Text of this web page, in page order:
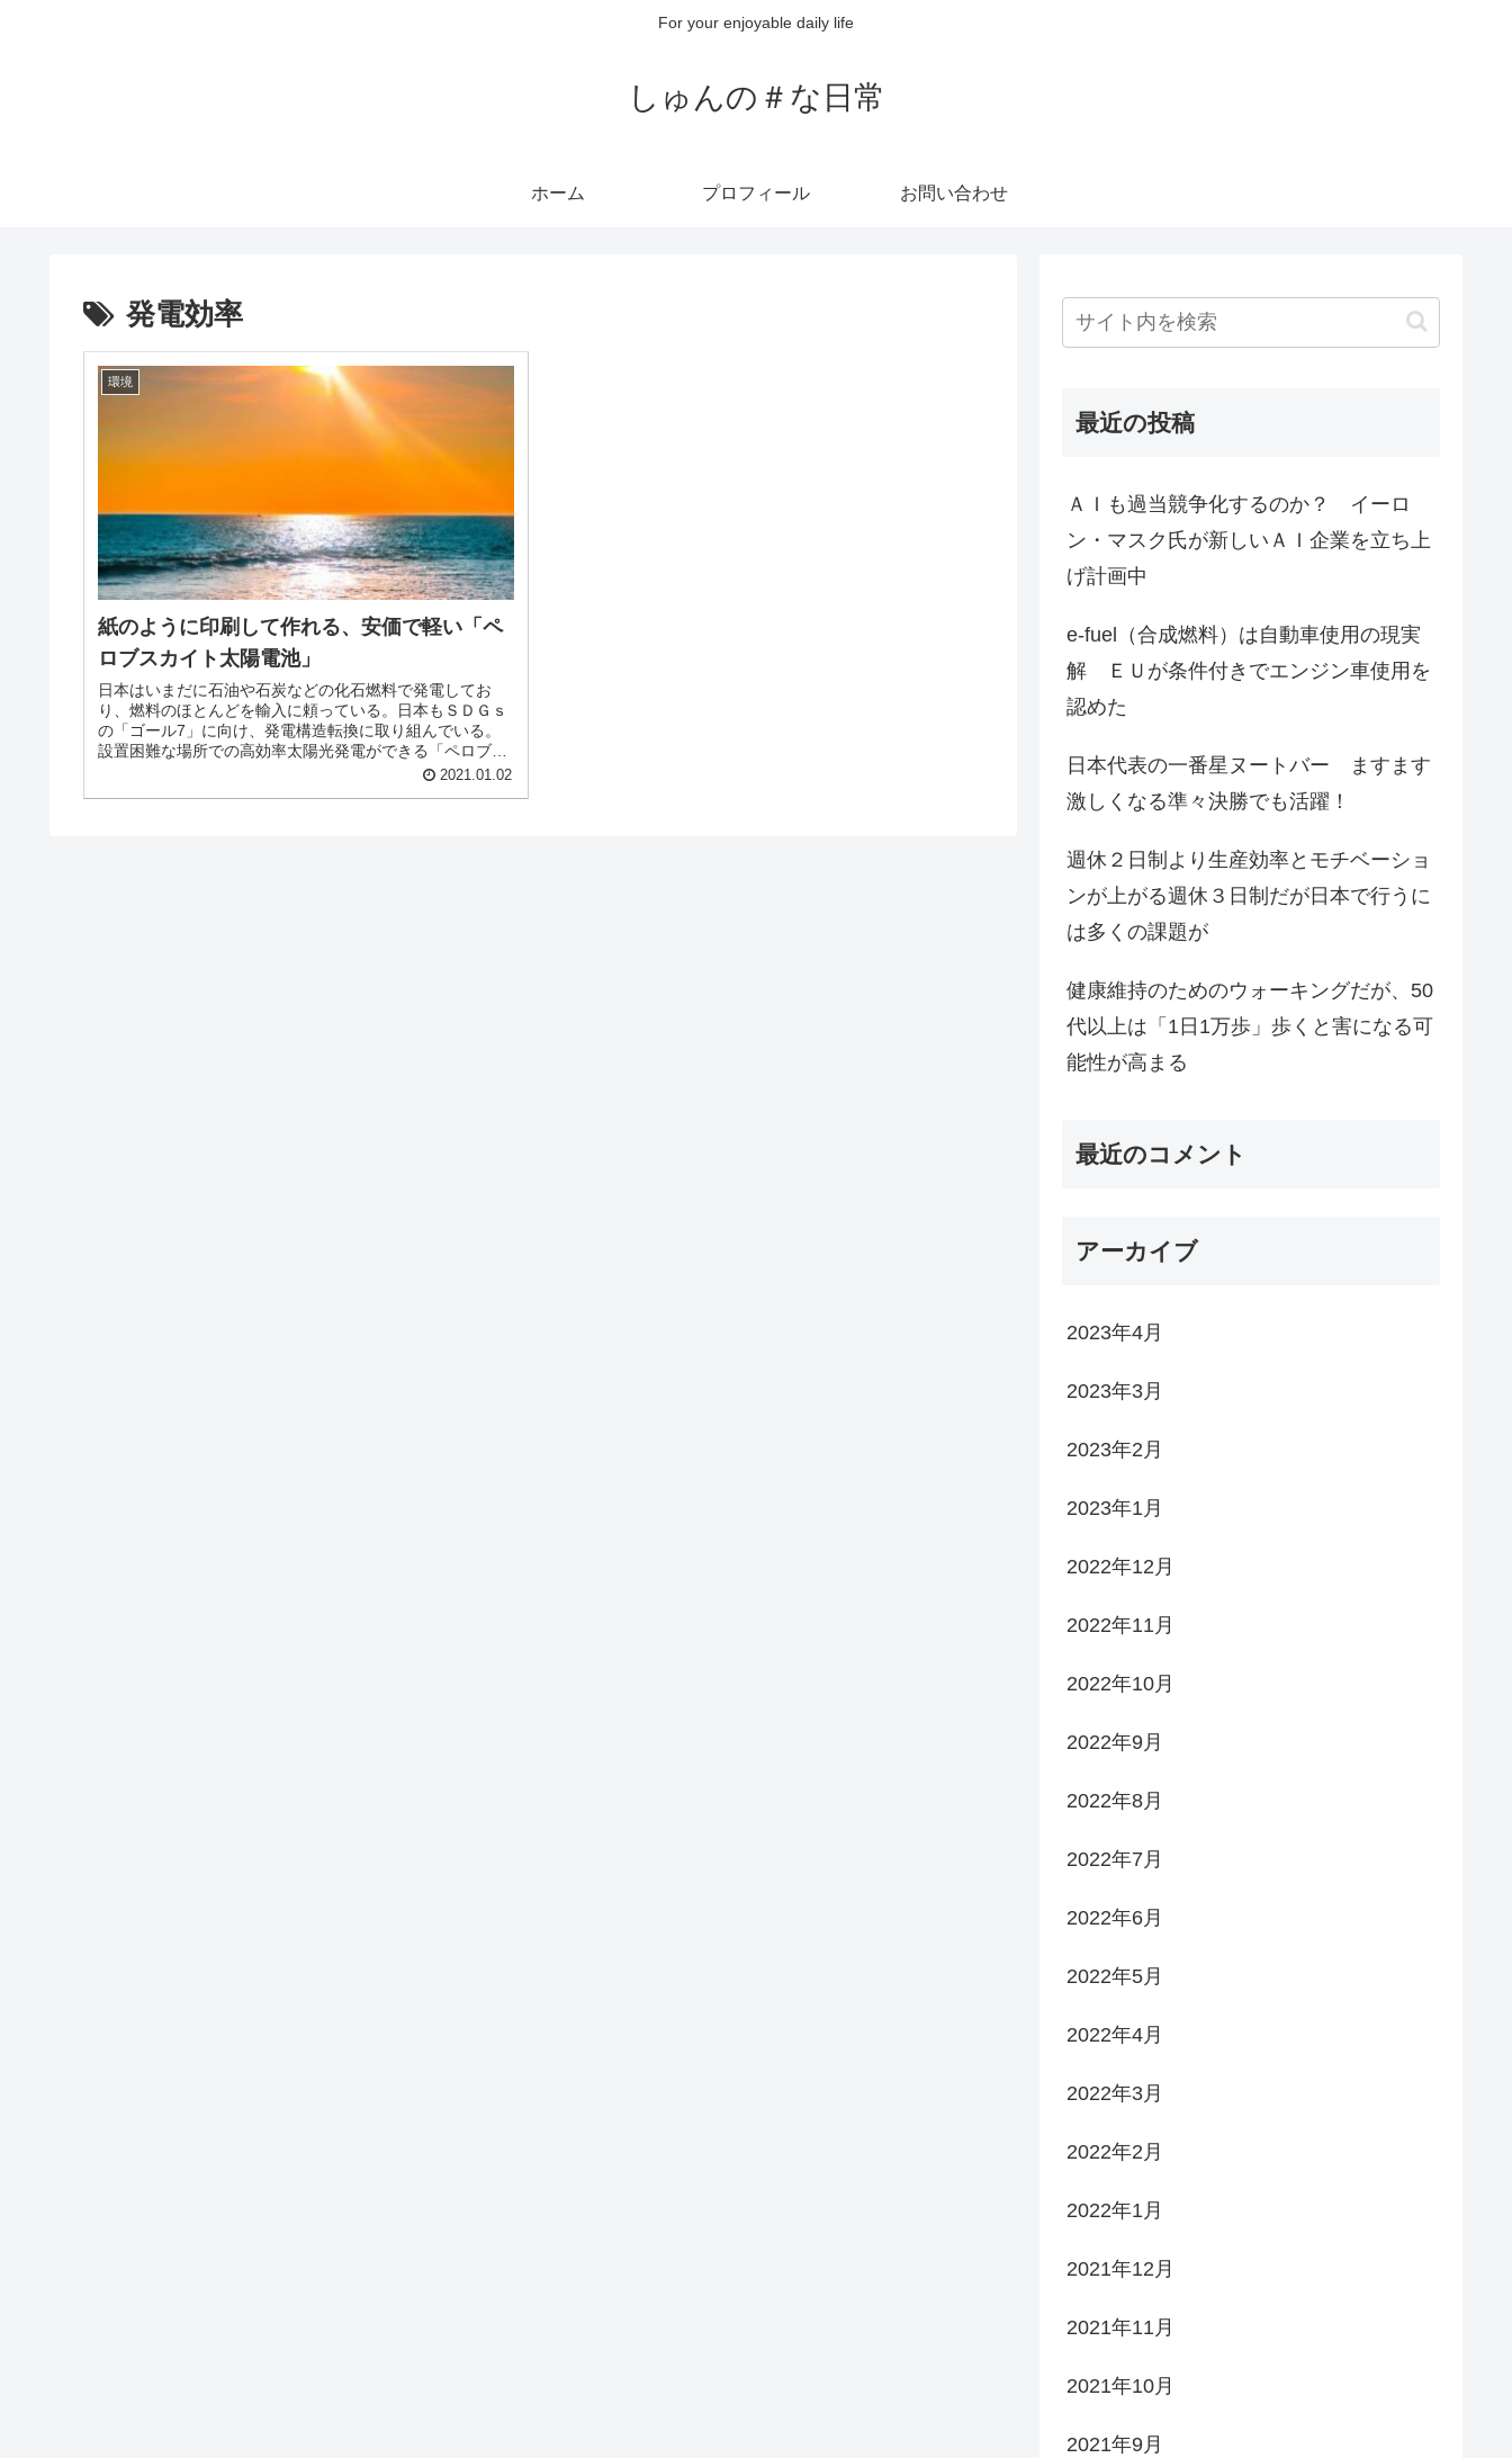
For your enjoyable daily life
しゅんの＃な日常
ホーム プロフィール お問い合わせ
発電効率
環境
紙のように印刷して作れる、安価で軽い「ペ
ロブスカイト太陽電池」
日本はいまだに石油や石炭などの化石燃料で発電してお
り、燃料のほとんどを輸入に頼っている。日本もＳＤＧｓ
の「ゴール7」に向け、発電構造転換に取り組んでいる。
設置困難な場所での高効率太陽光発電ができる「ペロブス
2021.01.02
最近の投稿
ＡＩも過当競争化するのか？ イーロ
ン・マスク氏が新しいＡＩ企業を立ち上
げ計画中
e-fuel（合成燃料）は自動車使用の現実
解 ＥＵが条件付きでエンジン車使用を
認めた
日本代表の一番星ヌートバー ますます
激しくなる準々決勝でも活躍！
週休２日制より生産効率とモチベーショ
ンが上がる週休３日制だが日本で行うに
は多くの課題が
健康維持のためのウォーキングだが、50
代以上は「1日1万歩」歩くと害になる可
能性が高まる
最近のコメント
アーカイブ
2023年4月
2023年3月
2023年2月
2023年1月
2022年12月
2022年11月
2022年10月
2022年9月
2022年8月
2022年7月
2022年6月
2022年5月
2022年4月
2022年3月
2022年2月
2022年1月
2021年12月
2021年11月
2021年10月
2021年9月